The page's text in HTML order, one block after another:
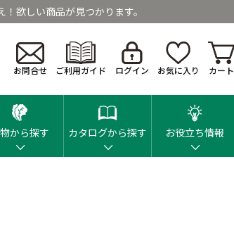
欲しい商品が見つかります。
お問合せ ご利用ガイド ログイン お気に入り カート
から探す カタログから探す お役立ち情報